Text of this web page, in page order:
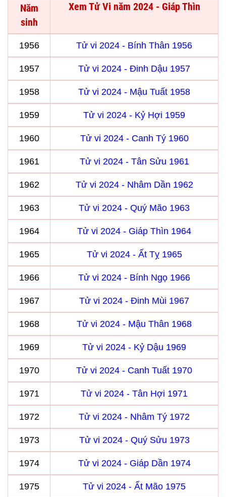
Năm
sinh
Xem Tử Vi năm 2024 - Giáp Thìn
1956 Tử vi 2024 - Bính Thân 1956
1957 Tử vi 2024 - Đinh Dậu 1957
1958 Tử vi 2024 - Mậu Tuất 1958
1959 Tử vi 2024 - Kỷ Hợi 1959
1960 Tử vi 2024 - Canh Tý 1960
1961 Tử vi 2024 - Tân Sửu 1961
1962 Tử vi 2024 - Nhâm Dần 1962
1963 Tử vi 2024 - Quý Mão 1963
1964 Tử vi 2024 - Giáp Thìn 1964
1965 Tử vi 2024 - Ất Tỵ 1965
1966 Tử vi 2024 - Bính Ngọ 1966
1967 Tử vi 2024 - Đinh Mùi 1967
1968 Tử vi 2024 - Mậu Thân 1968
1969 Tử vi 2024 - Kỷ Dậu 1969
1970 Tử vi 2024 - Canh Tuất 1970
1971 Tử vi 2024 - Tân Hợi 1971
1972 Tử vi 2024 - Nhâm Tý 1972
1973 Tử vi 2024 - Quý Sửu 1973
1974 Tử vi 2024 - Giáp Dần 1974
1975 Tử vi 2024 - Ất Mão 1975